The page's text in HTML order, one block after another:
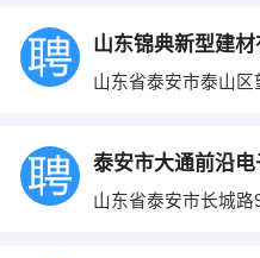
山东省泰安市泰山区
山东省泰安市长城